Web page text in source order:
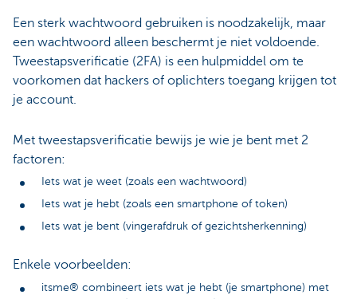
Een sterk wachtwoord gebruiken is noodzakelijk, maar
een wachtwoord alleen beschermt je niet voldoende.
Tweestapsverificatie (2FA) is een hulpmiddel om te
voorkomen dat hackers of oplichters toegang krijgen tot
je account.
Met tweestapsverificatie bewijs je wie je bent met 2
factoren:
Iets wat je weet (zoals een wachtwoord)
Iets wat je hebt (zoals een smartphone of token)
Iets wat je bent (vingerafdruk of gezichtsherkenning)
Enkele voorbeelden:
itsme® combineert iets wat je hebt (je smartphone) met